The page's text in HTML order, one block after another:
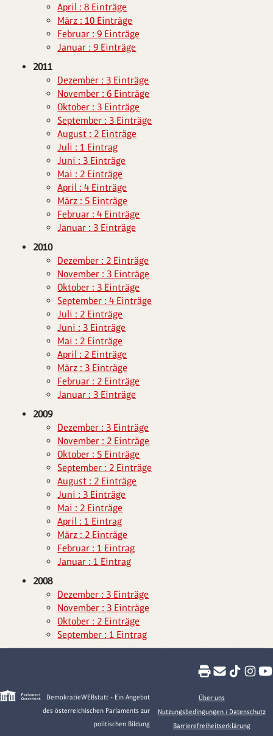
April : 8 Einträge
März : 10 Einträge
Februar : 9 Einträge
Januar : 9 Einträge
2011
Dezember : 3 Einträge
November : 6 Einträge
Oktober : 3 Einträge
September : 3 Einträge
August : 2 Einträge
Juli : 1 Eintrag
Juni : 3 Einträge
Mai : 2 Einträge
April : 4 Einträge
März : 5 Einträge
Februar : 4 Einträge
Januar : 3 Einträge
2010
Dezember : 2 Einträge
November : 3 Einträge
Oktober : 3 Einträge
September : 4 Einträge
Juli : 2 Einträge
Juni : 3 Einträge
Mai : 2 Einträge
April : 2 Einträge
März : 3 Einträge
Februar : 2 Einträge
Januar : 3 Einträge
2009
Dezember : 3 Einträge
November : 2 Einträge
Oktober : 5 Einträge
September : 2 Einträge
August : 2 Einträge
Juni : 3 Einträge
Mai : 2 Einträge
April : 1 Eintrag
März : 2 Einträge
Februar : 1 Eintrag
Januar : 1 Eintrag
2008
Dezember : 3 Einträge
November : 3 Einträge
Oktober : 2 Einträge
September : 1 Eintrag
DemokratieWEBstatt - Ein Angebot
des österreichischen Parlaments zur
politischen Bildung
Über uns
Nutzungsbedingungen / Datenschutz
Barrierefreiheitserklärung